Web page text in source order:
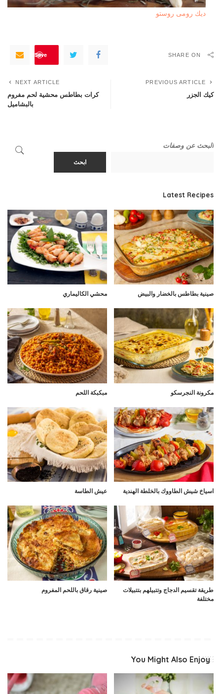
ديك رومى روستو
SHARE ON
Save
PREVIOUS ARTICLE
كيك الجزر
NEXT ARTICLE
كرات بطاطس محشية لحم مفروم
بالبشاميل
البحث عن وصفات
ابحث
Latest Recipes
صينية بطاطس بالخضار والبيض محشي الكاليماري
مكرونة النجرسكو مبكبكة اللحم
اسياخ شيش الطاووك بالخلطة الهندية عيش الطاسة
طريقة تقسيم الدجاج وتتبيلهم بتتبيلات
مختلفة
صينية رقاق باللحم المفروم
You Might Also Enjoy